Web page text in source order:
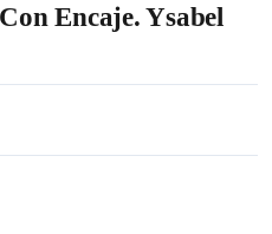
Encaje. Ysabel